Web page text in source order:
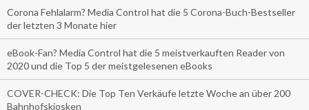
Corona Fehlalarm? Media Control hat die 5 Corona-Buch-Bestseller
der letzten 3 Monate hier
eBook-Fan? Media Control hat die 5 meistverkauften Reader von
2020 und die Top 5 der meistgelesenen eBooks
COVER-CHECK: Die Top Ten Verkäufe letzte Woche an über 200
Bahnhofskiosken